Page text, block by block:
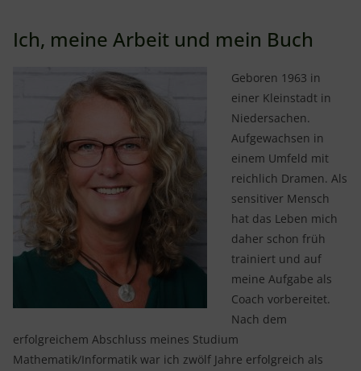
Ich, meine Arbeit und mein Buch
Geboren 1963 in
einer Kleinstadt in
Niedersachen.
Aufgewachsen in
einem Umfeld mit
reichlich Dramen. Als
sensitiver Mensch
hat das Leben mich
daher schon früh
trainiert und auf
meine Aufgabe als
Coach vorbereitet.
Nach dem
erfolgreichem Abschluss meines Studium
Mathematik/Informatik war ich zwölf Jahre erfolgreich als